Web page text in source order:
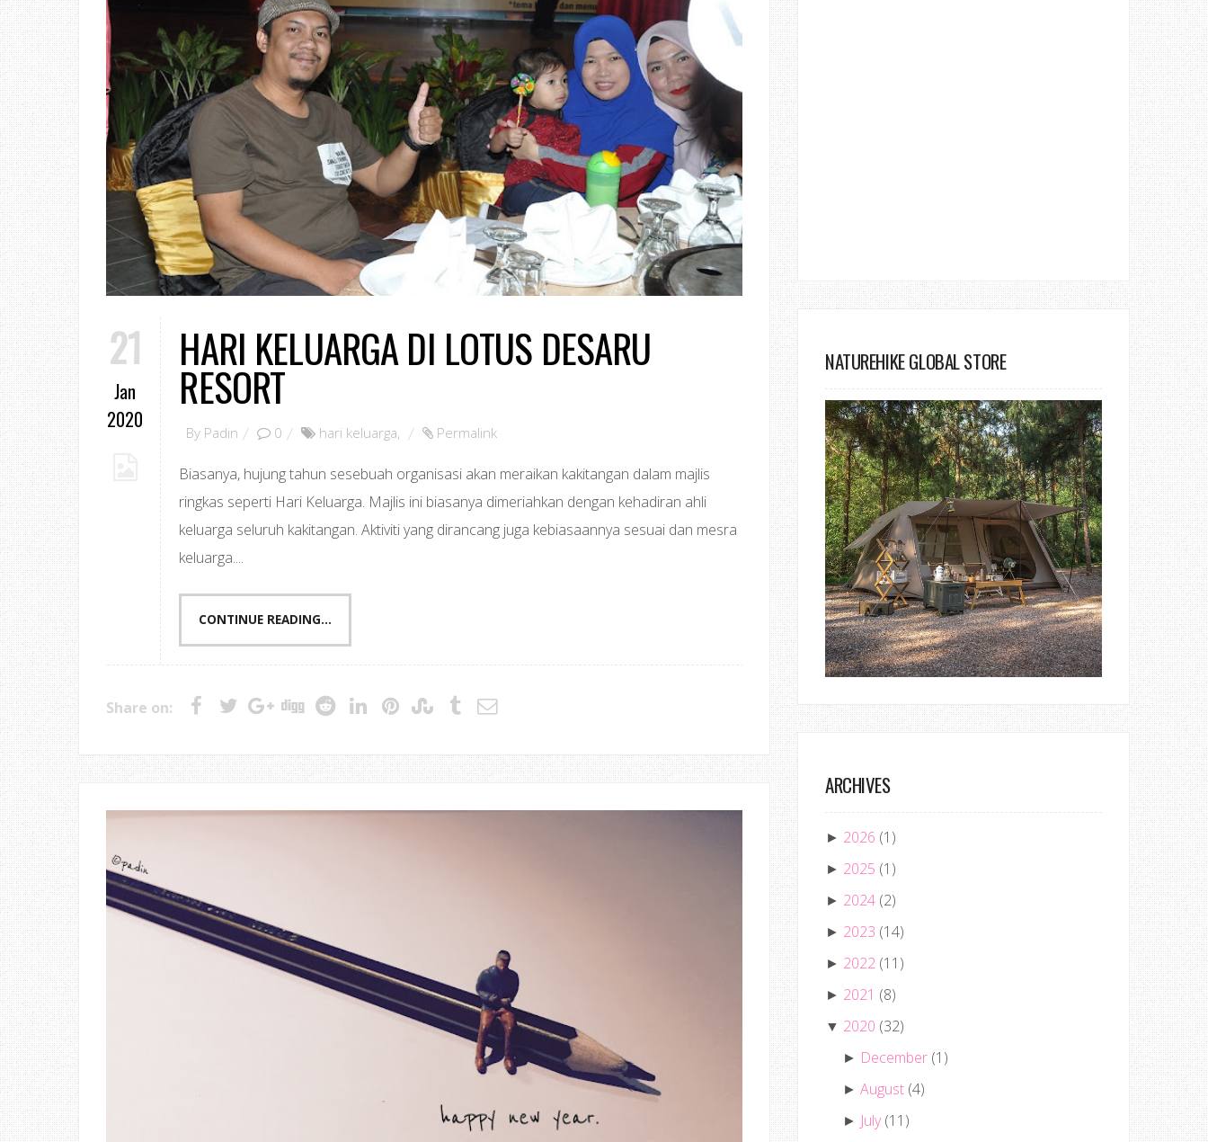
21
Jan
2020
HARI KELUARGA DI LOTUS DESARU
RESORT
By Padin 0 hari keluarga, Permalink
Biasanya, hujung tahun sesebuah organisasi akan meraikan kakitangan dalam majlis
ringkas seperti Hari Keluarga. Majlis ini biasanya dimeriahkan dengan kehadiran ahli
keluarga seluruh kakitangan. Aktiviti yang dirancang juga kebiasaannya sesuai dan mesra
keluarga....
CONTINUE READING...
Share on:
NATUREHIKE GLOBAL STORE
ARCHIVES
► 2026 (1)
► 2025 (1)
► 2024 (2)
► 2023 (14)
► 2022 (11)
► 2021 (8)
▼ 2020 (32)
► December (1)
►August (4)
► July (11)